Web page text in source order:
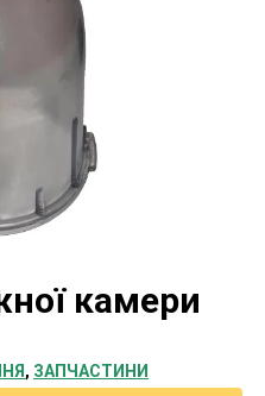
камери
, ЗАПЧАСТИНИ